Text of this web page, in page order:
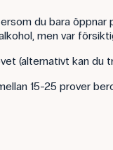
du bara
men var
(alternativt kan
15-25 prover